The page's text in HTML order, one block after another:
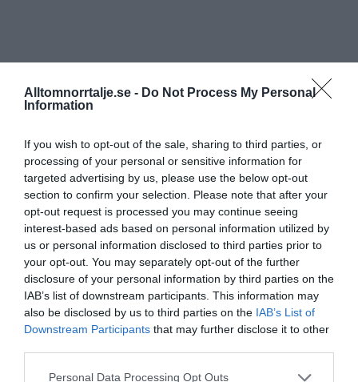
Alltomnorrtalje.se - Do Not Process My Personal
Information
If you wish to opt-out of the sale, sharing to third parties, or
processing of your personal or sensitive information for
targeted advertising by us, please use the below opt-out
section to confirm your selection. Please note that after your
opt-out request is processed you may continue seeing
interest-based ads based on personal information utilized by
us or personal information disclosed to third parties prior to
your opt-out. You may separately opt-out of the further
disclosure of your personal information by third parties on the
IAB’s list of downstream participants. This information may
also be disclosed by us to third parties on the IAB’s List of
Downstream Participants that may further disclose it to other
Personal Data Processing Opt Outs